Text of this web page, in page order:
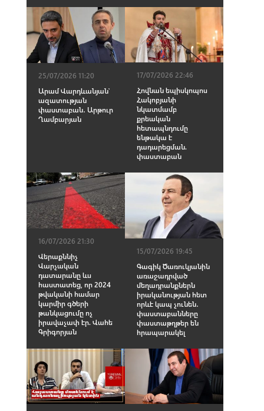
25/07/2026 11:20
Արամ Վարդևանյան՝
ազատության
փաստաբան․ Արթուր
Ղամբարյան
17/07/2026 22:46
Հովնան եպիսկոպոս
Հակոբյանի
նկատմամբ
քրեական
հետապնդումը
ենթակա է
դադարեցման.
փաստաբան
16/07/2026 21:30
Վերաքննիչ
Վարչական
դատարանը ևս
հաստատեց, որ 2024
թվականի համար
կարմիր գծերի
թանկացումը ոչ
իրավաչափ էր. Վահե
Գրիգորյան
15/07/2026 19:45
Գագիկ Ծառուկյանին
առաջադրված
մեղադրանքներն
իրականության հետ
որևէ կապ չունեն․
փաստաբանները
փաստաթղթեր են
հրապարակել